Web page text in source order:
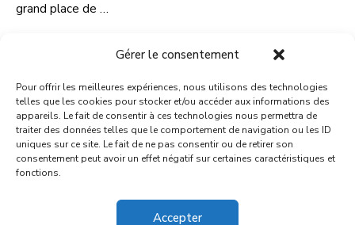
Gérer le consentement
Pour offrir les meilleures expériences, nous utilisons des technologies
telles que les cookies pour stocker et/ou accéder aux informations des
appareils. Le fait de consentir à ces technologies nous permettra de
traiter des données telles que le comportement de navigation ou les ID
uniques sur ce site. Le fait de ne pas consentir ou de retirer son
consentement peut avoir un effet négatif sur certaines caractéristiques et
fonctions.
Accepter
grand place de …
CONTACT MENTIONS LEGALES